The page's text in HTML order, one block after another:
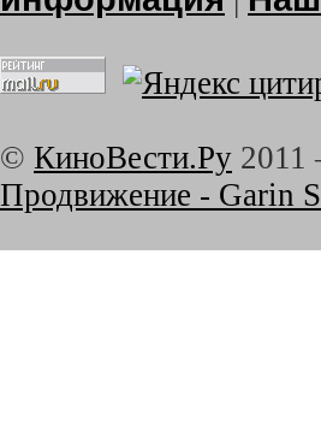
© КиноВести.Ру
Продвижение - Garin